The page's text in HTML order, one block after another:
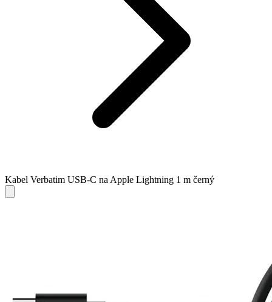
Kabel Verbatim USB-C na Apple Lightning 1 m černý